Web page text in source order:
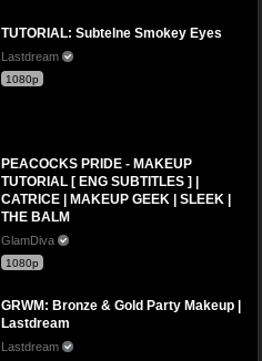
TUTORIAL: Subtelne Smokey Eyes
Lastdream
1080p
PEACOCKS PRIDE - MAKEUP
TUTORIAL [ ENG SUBTITLES ] |
CATRICE | MAKEUP GEEK | SLEEK |
THE BALM
GlamDiva
1080p
GRWM: Bronze & Gold Party Makeup |
Lastdream
Lastdream